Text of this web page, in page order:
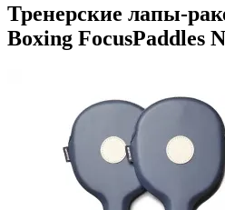
Тренерские лапы-
Boxing FocusPaddles